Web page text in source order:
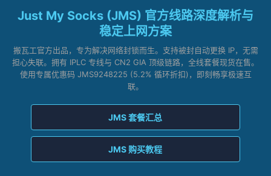
Just My Socks (JMS) 官方线路深度解析与
稳定上网方案
搬瓦工官方出品，专为解决网络封锁而生。支持被封自动更换 IP，无需
担心失联。拥有 IPLC 专线与 CN2 GIA 顶级链路，全线套餐现货在售。
使用专属优惠码 JMS9248225 (5.2% 循环折扣)，即刻畅享极速互
联。
JMS 套餐汇总
JMS 购买教程